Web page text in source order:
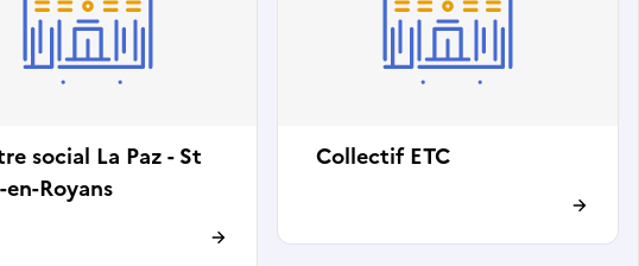
social La Paz - St
en-Royans
Collectif ETC